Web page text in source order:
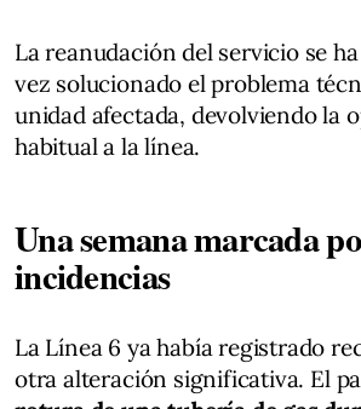
La reanudación del servicio se
vez solucionado el problema
unidad afectada, devolviendo la
habitual a la línea.
Una semana marcada
incidencias
La Línea 6 ya había registrado
otra alteración significativa. El